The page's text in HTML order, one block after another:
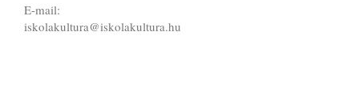
E-mail:
iskolakultura@iskolakultura.hu